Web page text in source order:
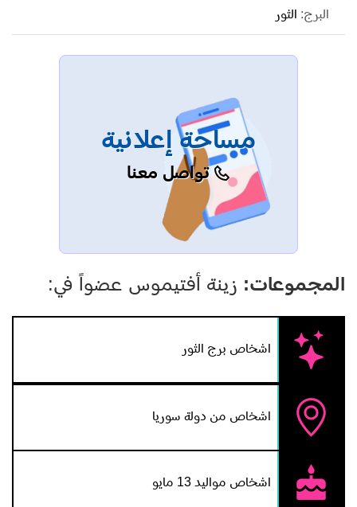
البرج: الثور
مساحة إعلانية
تواصل معنا
المجموعات: زينة أفتيموس عضواً في:
اشخاص برج الثور
اشخاص من دولة سوريا
اشخاص مواليد 13 مايو